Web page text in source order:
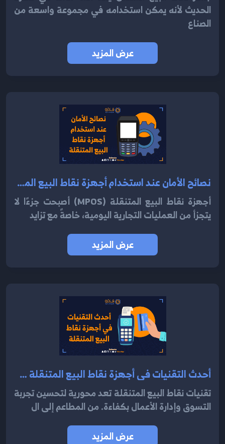
الحديث لأنه يمكن استخدامه في مجموعة واسعة من
الصناع
عرض المزيد
نصائح الأمان عند استخدام أجهزة نقاط البيع المتنقلة 2024
أجهزة نقاط البيع المتنقلة (mPOS) أصبحت جزءًا لا
يتجزأ من العمليات التجارية اليومية، خاصةً مع تزايد
عرض المزيد
أحدث التقنيات في أجهزة نقاط البيع المتنقلة 2024
تقنيات نقاط البيع المتنقلة تعد محورية لتحسين تجربة
التسوق وإدارة الأعمال بكفاءة. من المطاعم إلى ال
عرض المزيد